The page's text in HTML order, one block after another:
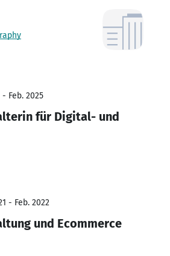
Feb. 2025
für Digital- und
- Feb. 2022
und Ecommerce